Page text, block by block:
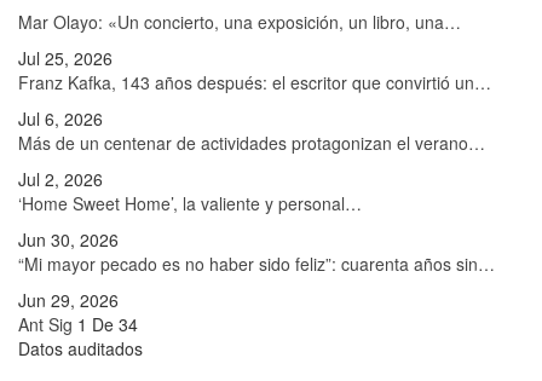
Mar Olayo: «Un concierto, una exposición, un libro, una…
Jul 25, 2026
Franz Kafka, 143 años después: el escritor que convirtió un…
Jul 6, 2026
Más de un centenar de actividades protagonizan el verano…
Jul 2, 2026
‘Home Sweet Home’, la valiente y personal…
Jun 30, 2026
“Mi mayor pecado es no haber sido feliz”: cuarenta años sin…
Jun 29, 2026
Ant Sig 1 De 34
Datos auditados